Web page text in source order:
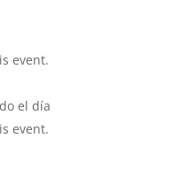
event.
el día
event.